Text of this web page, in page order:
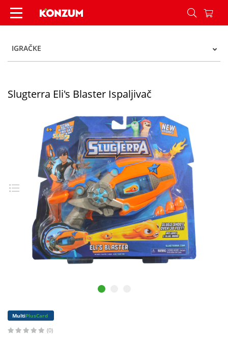
Slugterra Eli's Blaster Ispaljivač - Konzum
IGRAČKE
Slugterra Eli's Blaster Ispaljivač
MultiPlusCard
(0)